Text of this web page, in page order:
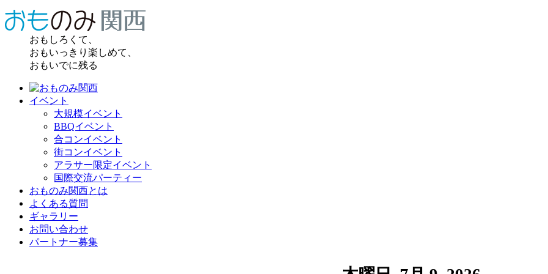
おもしろくて、
おもいっきり楽しめて、
おもいでに残る
イベント
大規模イベント
BBQイベント
合コンイベント
街コンイベント
アラサー限定イベント
国際交流パーティー
おものみ関西とは
よくある質問
ギャラリー
お問い合わせ
パートナー募集